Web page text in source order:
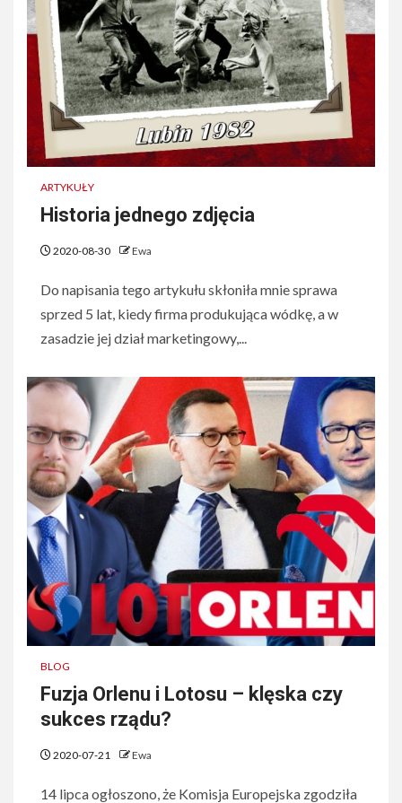
ARTYKUŁY
Historia jednego zdjęcia
2020-08-30 Ewa
Do napisania tego artykułu skłoniła mnie sprawa
sprzed 5 lat, kiedy firma produkująca wódkę, a w
zasadzie jej dział marketingowy,...
BLOG
Fuzja Orlenu i Lotosu – klęska czy
sukces rządu?
2020-07-21 Ewa
14 lipca ogłoszono, że Komisja Europejska zgodziła